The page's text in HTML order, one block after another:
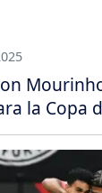
la Copa